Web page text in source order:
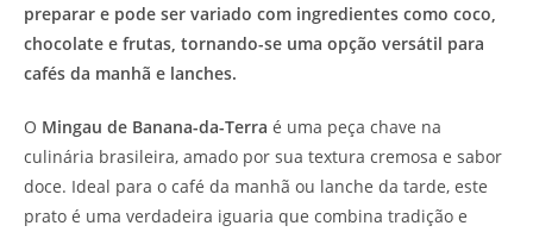
preparar e pode ser variado com ingredientes como coco,
chocolate e frutas, tornando-se uma opção versátil para
cafés da manhã e lanches.
O Mingau de Banana-da-Terra é uma peça chave na
culinária brasileira, amado por sua textura cremosa e sabor
doce. Ideal para o café da manhã ou lanche da tarde, este
prato é uma verdadeira iguaria que combina tradição e